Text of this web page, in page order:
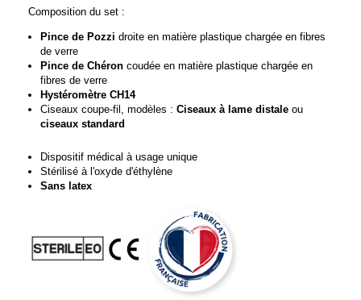
Composition du set :
Pince de Pozzi droite en matière plastique chargée en fibres
de verre
Pince de Chéron coudée en matière plastique chargée en
fibres de verre
Hystéromètre CH14
Ciseaux coupe-fil, modèles : Ciseaux à lame distale ou
ciseaux standard
Dispositif médical à usage unique
Stérilisé à l'oxyde d'éthylène
Sans latex